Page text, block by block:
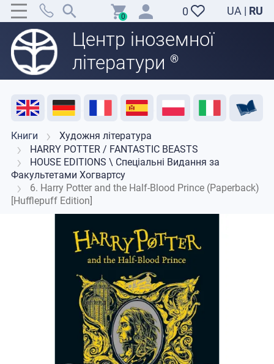
0 UA | RU
Центр іноземної
літератури ®
0
Акція Розпродаж Відгуки Підтримка викладачів
Книги
Художня література
HARRY POTTER / FANTASTIC BEASTS
HOUSE EDITIONS \ Спеціальні Видання за
Факультетами Хогвартсу
6. Harry Potter and the Half-Blood Prince (Paperback)
[Hufflepuff Edition]